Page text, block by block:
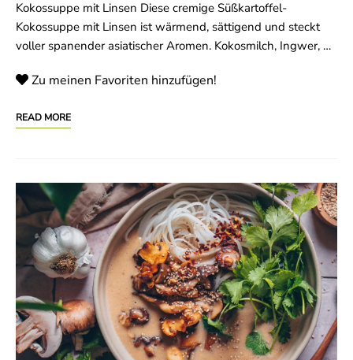
Kokossuppe mit Linsen Diese cremige Süßkartoffel-
Kokossuppe mit Linsen ist wärmend, sättigend und steckt
voller spanender asiatischer Aromen. Kokosmilch, Ingwer, …
Zu meinen Favoriten hinzufügen!
READ MORE